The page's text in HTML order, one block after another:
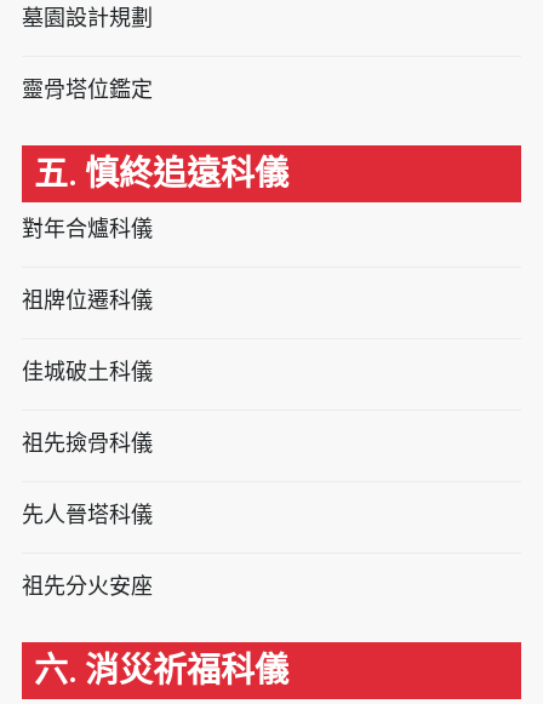
墓園設計規劃
靈骨塔位鑑定
五. 慎終追遠科儀
對年合爐科儀
祖牌位遷科儀
佳城破土科儀
祖先撿骨科儀
先人晉塔科儀
祖先分火安座
六. 消災祈福科儀